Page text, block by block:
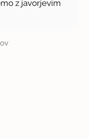
z javorjevim